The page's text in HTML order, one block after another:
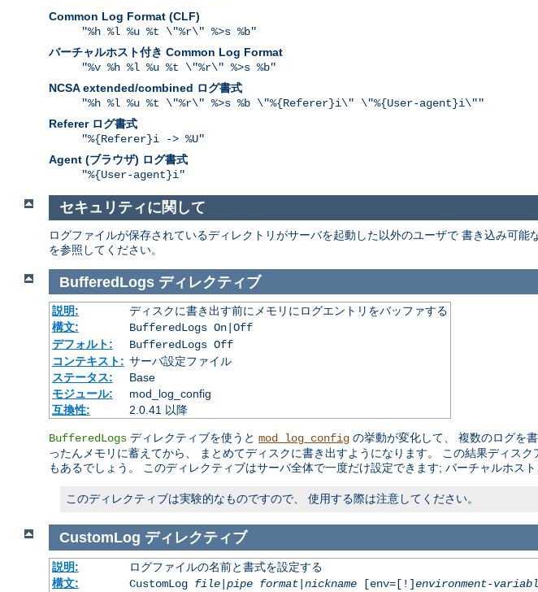
Common Log Format (CLF)
"%h %l %u %t \"%r\" %>s %b"
バーチャルホスト付き Common Log Format
"%v %h %l %u %t \"%r\" %>s %b"
NCSA extended/combined ログ書式
"%h %l %u %t \"%r\" %>s %b \"%{Referer}i\" \"%{User-agent}i\""
Referer ログ書式
"%{Referer}i -> %U"
Agent (ブラウザ) ログ書式
"%{User-agent}i"
セキュリティに関して
ログファイルが保存されているディレクトリがサーバを起動した以外のユーザで 書き込み可
を参照してください。
BufferedLogs ディレクティブ
説明:
ディスクに書き出す前にメモリにログエントリをバッファする
構文:
BufferedLogs On|Off
デフォルト:
BufferedLogs Off
コンテキスト: サーバ設定ファイル
ステータス:
Base
モジュール:
mod_log_config
互換性:
2.0.41 以降
BufferedLogs ディレクティブを使うと mod_log_config の挙動が変化して、 複数のログを
ったんメモリに蓄えてから、 まとめてディスクに書き出すようになります。 この結果ディス
もあるでしょう。 このディレクティブはサーバ全体で一度だけ設定できます; バーチャルホス
このディレクティブは実験的なものですので、 使用する際は注意してください。
CustomLog ディレクティブ
説明:
ログファイルの名前と書式を設定する
構文:
CustomLog file|pipe format|nickname[env=[!]environment-